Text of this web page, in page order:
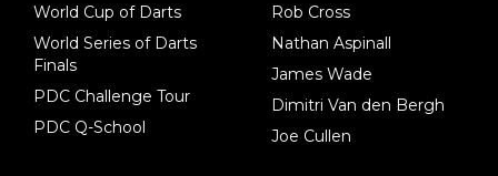
World Cup of Darts
World Series of Darts
Finals
PDC Challenge Tour
PDC Q-School
Rob Cross
Nathan Aspinall
James Wade
Dimitri Van den Bergh
Joe Cullen